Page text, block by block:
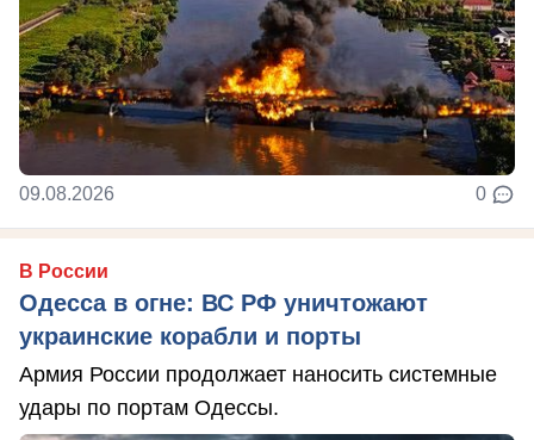
09.08.2026 0
В России
Одесса в огне: ВС РФ уничтожают
украинские корабли и порты
Армия России продолжает наносить системные
удары по портам Одессы.